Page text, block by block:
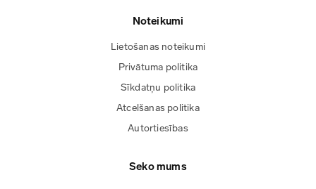
Noteikumi
Lietošanas noteikumi
Privātuma politika
Sīkdatņu politika
Atcelšanas politika
Autortiesības
Seko mums